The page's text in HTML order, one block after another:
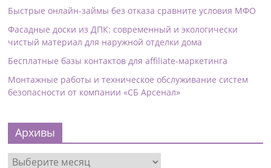
Быстрые онлайн-займы без отказа сравните условия МФО
Фасадные доски из ДПК: современный и экологически
чистый материал для наружной отделки дома
Бесплатные базы контактов для affiliate-маркетинга
Монтажные работы и техническое обслуживание систем
безопасности от компании «СБ Арсенал»
Архивы